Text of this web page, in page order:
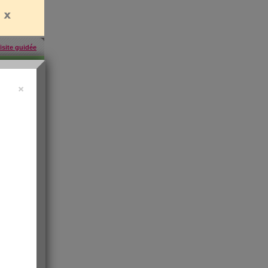
guidée
inscrites
infos
×